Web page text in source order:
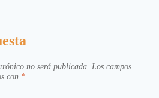
no será publicada. Los campos
con *